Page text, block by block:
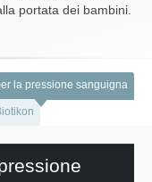
portata dei bambini.
la pressione sanguigna